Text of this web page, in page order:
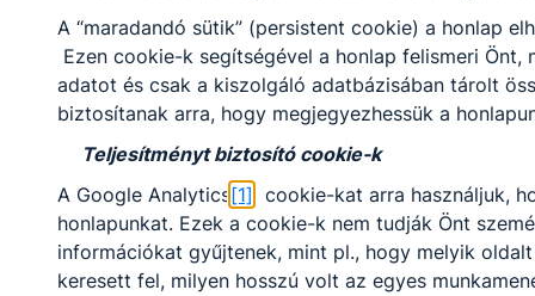
Minden iskolában más a képzés?
Az egyes iskolai, helyi szakmai programok az
némileg eltérhetnek egymástól, de a szakmai
oktatásnak minden esetben meg kell felelnie a
Képzési és Kimeneteli Követelményekben
meghatározott tartalmaknak. Az új
szakképzési rendszerben a duális képzőhely a
A “maradandó sütik” (persistent cookie) a honlap
Ezen cookie-k segítségével a honlap felismeri
adatot és csak a kiszolgáló adatbázisában tárolt
biztosítanak arra, hogy megjegyezhessük a
Teljesítményt biztosító cookie-k
A Google Analytics [1] cookie-kat arra használjuk,
honlapunkat. Ezek a cookie-k nem tudják Önt
információkat gyűjtenek, mint pl., hogy melyik
keresett fel, milyen hosszú volt az egyes